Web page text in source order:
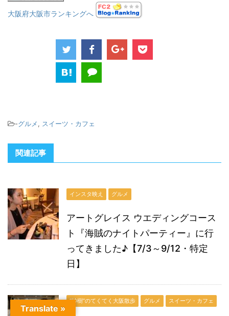
大阪府大阪市ランキングへ
-グルメ, スイーツ・カフェ
関連記事
インスタ映え グルメ
アートグレイス ウエディングコース
ト『海賊のナイトパーティー』に行
ってきました♪【7/3～9/12・特定
日】
“紗樹”のてくてく大阪散歩 グルメ スイーツ・カフェ
Translate »